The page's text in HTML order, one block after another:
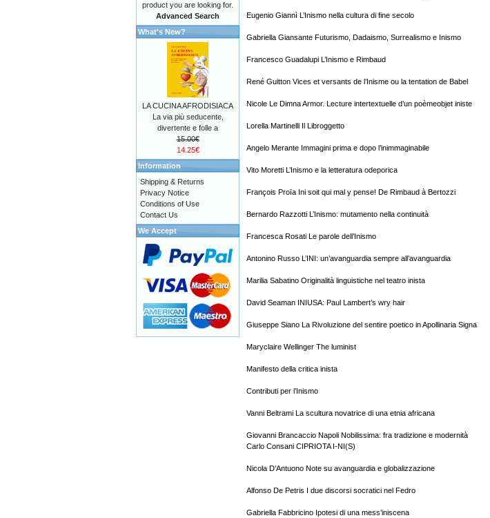
Eugenio Giannì L’Inismo nella cultura di fine secolo
Gabriella Giansante Futurismo, Dadaismo, Surrealismo e Inismo
Francesco Guadalupi L’Inismo e Rimbaud
René Guitton Vices et versants de l’Inisme ou la tentation de Babel
Nicole Le Dimna Armor. Lecture intertextuelle d’un poèmeobjet iniste
Lorella Martinelli Il Libroggetto
Angelo Merante Immagini prima e dopo l’inimmaginabile
Vito Moretti L’Inismo e la letteratura odeporica
François Proïa Ini soit qui mal y pense! De Rimbaud à Bertozzi
Bernardo Razzotti L’Inismo: mutamento nella continuità
Francesca Rosati Le parole dell’Inismo
Antonino Russo L’INI: un’avanguardia sempre all’avanguardia
Marilia Sabatino Originalità linguistiche nel teatro inista
David Seaman INIUSA: Paul Lambert’s wry hair
Giuseppe Siano La Rivoluzione del sentire poetico in Apollinaria Signa
Maryclaire Wellinger The luminist
Manifesto della critica inista
Contributi per l’Inismo
Vanni Beltrami La scultura novatrice di una etnia africana
Giovanni Brancaccio Napoli Nobilissima: fra tradizione e modernità
Carlo Consani CIPRIOTA I-NI(S)
Nicola D’Antuono Note su avanguardia e globalizzazione
Alfonso De Petris I due discorsi socratici nel Fedro
Gabriella Fabbricino Ipotesi di una mess’iniscena
product you are looking for.
Advanced Search
What's New?
LA CUCINA AFRODISIACA
La via più seducente,
divertente e folle a
15.00€
14.25€
Information
Shipping & Returns
Privacy Notice
Conditions of Use
Contact Us
We Accept